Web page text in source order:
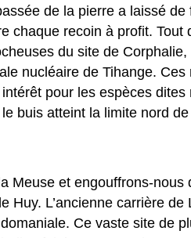
de la pierre a laissé
chaque recoin à profit. Tout
du site de
nucléaire de Tihange.
pour les espèces
buis atteint la limite nord
Meuse et engouffrons-nous
Huy. L’ancienne carrière
Ce vaste site de